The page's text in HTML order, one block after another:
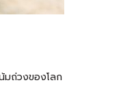
มถ่วงของโลก